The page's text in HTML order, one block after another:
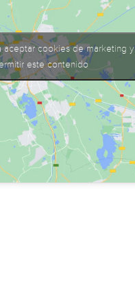
aceptar cookies de marketing y
este contenido